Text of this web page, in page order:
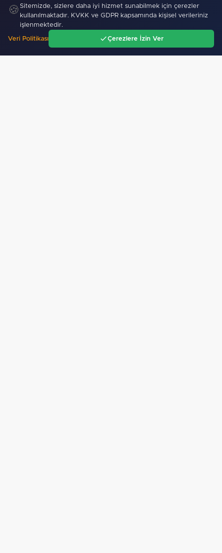
(DOKAP) aracılılığıyla ise 114 projeye 2 milyar lira
destek sağlandığını belirterek, “Trabzon’un sahip
olduğu birikimi katma değer üreten yatırımlarla
büyütmeye, şehrimizi yeni nesil üretim ve
🍪 Sitemizde, sizlere daha iyi hizmet sunabilmek için çerezler
kullanılmaktadır. KVKK ve GDPR kapsamında kişisel verileriniz
işlenmektedir.
Veri Politikası Çerezlere İzin Ver
Gündem Ara Menü